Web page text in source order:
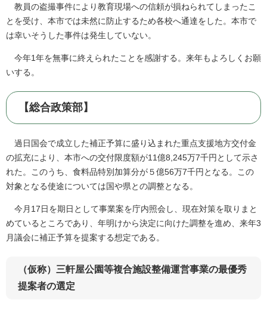
教員の盗撮事件により教育現場への信頼が損ねられてしまったこ
とを受け、本市では未然に防止するため各校へ通達をした。本市で
は幸いそうした事件は発生していない。
今年1年を無事に終えられたことを感謝する。来年もよろしくお願
いする。
【総合政策部】
過日国会で成立した補正予算に盛り込まれた重点支援地方交付金
の拡充により、本市への交付限度額が11億8,245万7千円として示さ
れた。このうち、食料品特別加算分が５億56万7千円となる。この
対象となる使途については国や県との調整となる。
今月17日を期日として事業案を庁内照会し、現在対策を取りまと
めているところであり、年明けから決定に向けた調整を進め、来年3
月議会に補正予算を提案する想定である。
（仮称）三軒屋公園等複合施設整備運営事業の最優秀
提案者の選定